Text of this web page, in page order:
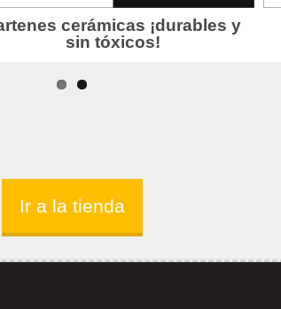
Ir a la tienda